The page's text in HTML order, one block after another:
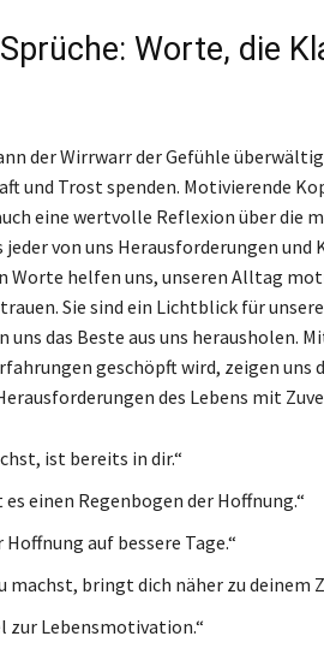
Worte, die
der Wirrwarr der Gefühle
und Trost spenden. Motivierende
eine wertvolle Reflexion über die
jeder von uns Herausforderungen
Worte helfen uns, unseren Alltag
Sie sind ein Lichtblick für
uns das Beste aus uns herausholen.
geschöpft wird, zeigen uns
des Lebens mit
ist bereits in dir.“
es einen Regenbogen der Hoffnung.“
Hoffnung auf bessere Tage.“
machst, bringt dich näher zu deinem
zur Lebensmotivation.“